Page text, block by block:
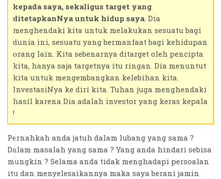
kepada saya, sekaligus target yang
ditetapkanNya untuk hidup saya . Dia
menghendaki kita untuk melakukan sesuatu bagi
dunia ini, sesuatu yang bermanfaat bagi kehidupan
orang lain. Kita sebenarnya ditarget oleh pencipta
kita, hanya saja targetnya itu ringan. Dia menuntut
kita untuk mengembangkan kelebihan kita.
InvestasiNya ke diri kita. Tuhan juga menghendaki
hasil karena Dia adalah investor yang keras kepala
!
Pernahkah anda jatuh dalam lubang yang sama ?
Dalam masalah yang sama ? Yang anda hindari sebisa
mungkin ? Selama anda tidak menghadapi persoalan
itu dan menyelesaikannya maka saya berani jamin